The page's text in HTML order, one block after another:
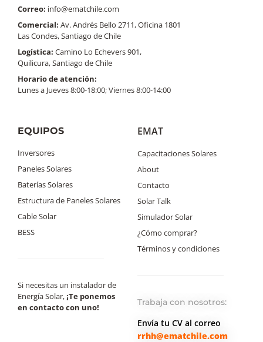
Correo: info@ematchile.com
Comercial: Av. Andrés Bello 2711, Oficina 1801
Las Condes, Santiago de Chile
Logística: Camino Lo Echevers 901,
Quilicura, Santiago de Chile
Horario de atención:
Lunes a Jueves 8:00-18:00; Viernes 8:00-14:00
EQUIPOS
Inversores
Paneles Solares
Baterías Solares
Estructura de Paneles Solares
Cable Solar
BESS
Si necesitas un instalador de
Energía Solar,¡Te ponemos
en contacto con uno!
EMAT
Capacitaciones Solares
About
Contacto
Solar Talk
Simulador Solar
¿Cómo comprar?
Términos y condiciones
Trabaja con nosotros:
Envía tu CV al correo
rrhh@ematchile.com